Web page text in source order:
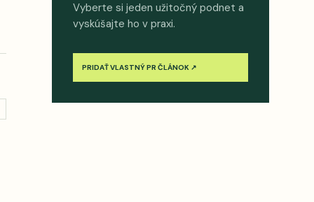
Vyberte si jeden užitočný podnet a
vyskúšajte ho v praxi.
PRIDAŤ VLASTNÝ PR ČLÁNOK ↗